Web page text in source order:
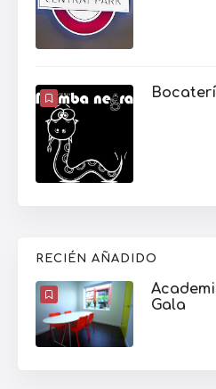
RECIÉN AÑADIDO
Gala